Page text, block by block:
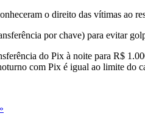
o direito das vítimas ao
por chave) para evitar
do Pix à noite para R$
com Pix é igual ao limite do